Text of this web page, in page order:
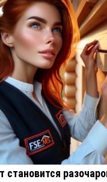
становится